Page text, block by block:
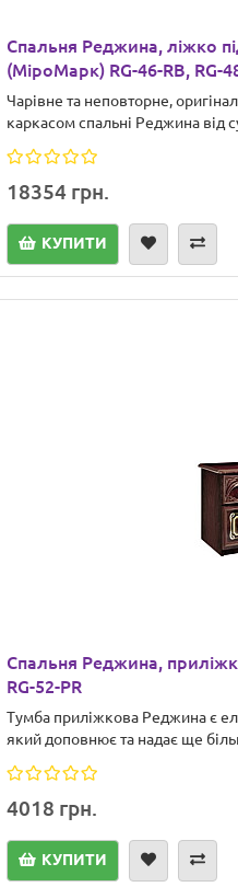
Спальня Реджина, ліжко
(МіроМарк) RG-46-RB, RG-
Чарівне та неповторне,
каркасом спальні Реджина від
18354 грн.
КУПИТИ
Cпальня Реджина,
RG-52-PR
Тумба приліжкова Реджина є
який доповнює та надає ще
4018 грн.
КУПИТИ